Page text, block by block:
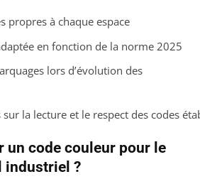
propres à chaque espace
en fonction de la norme 2025
lors d’évolution des
la lecture et le respect des codes
un code couleur pour le
industriel ?